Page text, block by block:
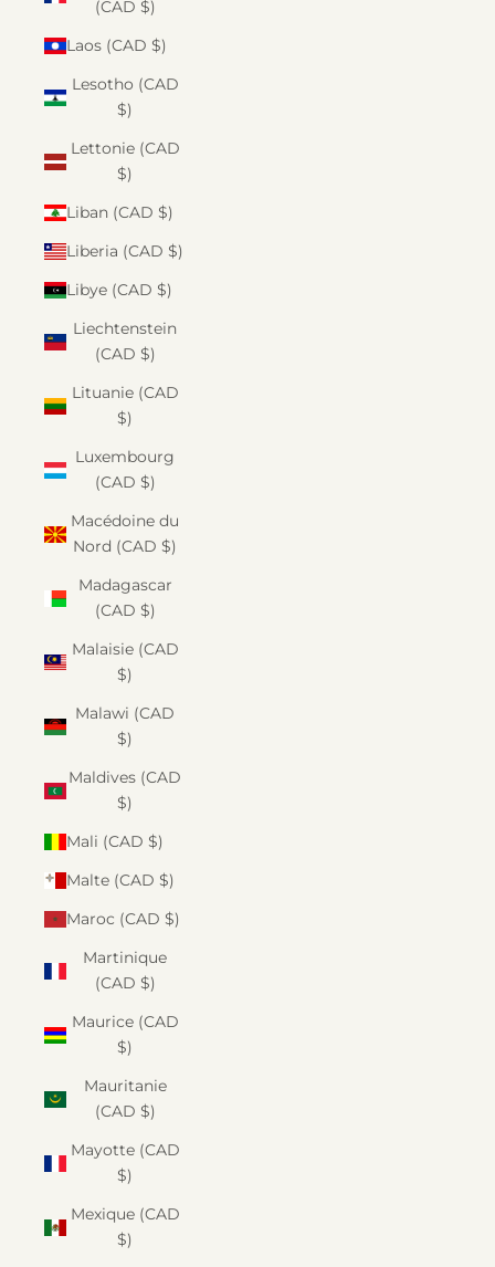
(CAD $)
Laos (CAD $)
Lesotho (CAD
$)
Lettonie (CAD
$)
Liban (CAD $)
Liberia (CAD $)
Libye (CAD $)
Liechtenstein
(CAD $)
Lituanie (CAD
$)
Luxembourg
(CAD $)
Macédoine du
Nord (CAD $)
Madagascar
(CAD $)
Malaisie (CAD
$)
Malawi (CAD
$)
Maldives (CAD
$)
Mali (CAD $)
Malte (CAD $)
Maroc (CAD $)
Martinique
(CAD $)
Maurice (CAD
$)
Mauritanie
(CAD $)
Mayotte (CAD
$)
Mexique (CAD
$)